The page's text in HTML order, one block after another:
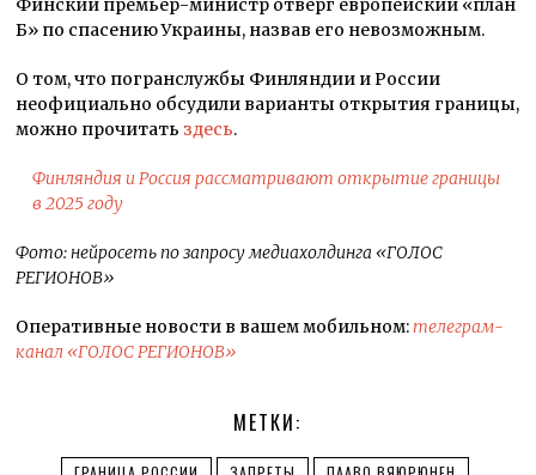
Финский премьер-министр отверг европейский «план
Б» по спасению Украины, назвав его невозможным.
О том, что погранслужбы Финляндии и России
неофициально обсудили варианты открытия границы,
можно прочитать здесь.
Финляндия и Россия рассматривают открытие границы
в 2025 году
Фото: нейросеть по запросу медиахолдинга «ГОЛОС
РЕГИОНОВ»
Оперативные новости в вашем мобильном:телеграм-
канал «ГОЛОС РЕГИОНОВ»
МЕТКИ: